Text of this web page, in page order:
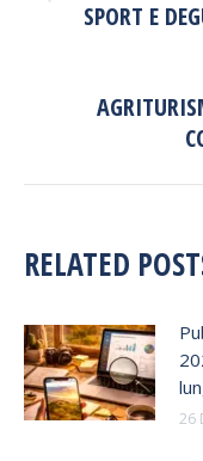
SPORT E
RELATED
26